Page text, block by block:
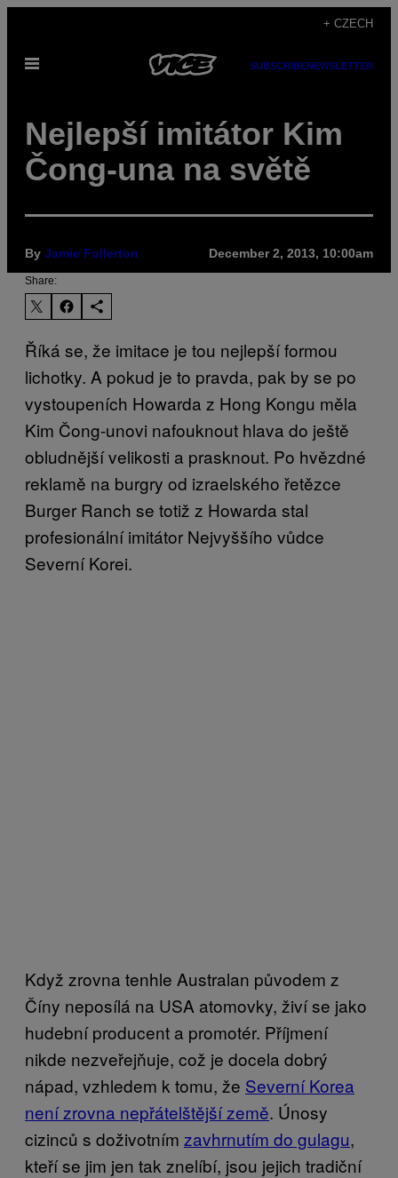
content
+ CZECH
Open
SUBSCRIBENEWSLETTER
Nejlepší imitátor Kim
Čong-una na světě
By Jamie Fullerton December 2, 2013, 10:00am
Share:
Říká se, že imitace je tou nejlepší formou
lichotky. A pokud je to pravda, pak by se po
vystoupeních Howarda z Hong Kongu měla
Kim Čong-unovi nafouknout hlava do ještě
obludnější velikosti a prasknout. Po hvězdné
reklamě na burgry od izraelského řetězce
Burger Ranch se totiž z Howarda stal
profesionální imitátor Nejvyššího vůdce
Severní Korei.
Když zrovna tenhle Australan původem z
Číny neposílá na USA atomovky, živí se jako
hudební producent a promotér. Příjmení
nikde nezveřejňuje, což je docela dobrý
nápad, vzhledem k tomu, že Severní Korea
není zrovna nepřátelštější země. Únosy
cizinců s doživotním zavhrnutím do gulagu,
kteří se jim jen tak znelíbí, jsou jejich tradiční